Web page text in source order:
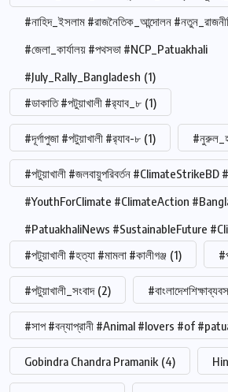
#নাহিদ_ইসলাম #রাজনৈতিক_আন্দোলন
#জেলা_কার্যালয় #পথসভা #NCP_Patuakhali
#July_Rally_Bangladesh (1)
#ডাকাতি #পটুয়াখালী #র‍্যাব_৮ (1)
#দূর্গাপুজা #পটুয়াখালী #র‍্যাব-৮ (1)
#পটুয়াখালী #জলবায়ুপরিবর্তন #ClimateStrikeBD
#YouthForClimate #ClimateAction
#PatuakhaliNews #SustainableFuture
#পটুয়াখালী #হত্যা #মামলা #কালীগঞ্জ (1)
#পটুয়াখালী_সংবাদ (2)
#সাপ #বন্যাপ্রানী #Animal #lovers #of
Gobindra Chandra Pramanik (4)